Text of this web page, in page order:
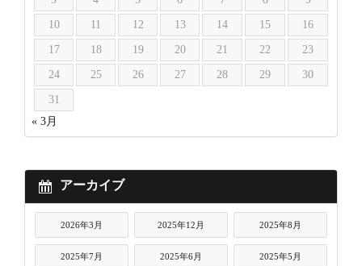
10 11 12 13 14 15 16
17 18 19 20 21 22 23
24 25 26 27 28 29 30
31
« 3月
アーカイブ
2026年3月 2025年12月 2025年8月
2025年7月 2025年6月 2025年5月